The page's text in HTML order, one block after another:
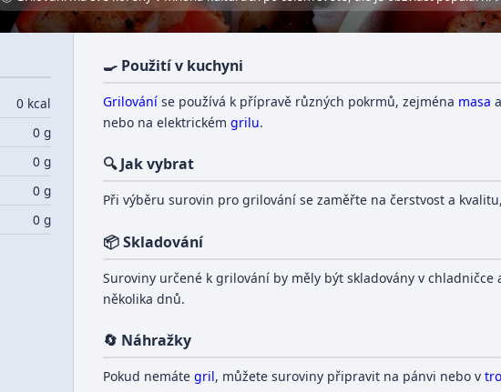
0 kcal
0 g
0 g
0 g
0 g
🍳 Použití v kuchyni
Grilováníse používá k přípravě různých pokrmů, zejména masa a
nebo na elektrickém grilu.
🔍 Jak vybrat
Při výběru surovin pro grilování se zaměřte na čerstvost a
📦 Skladování
Suroviny určené k grilování by měly být skladovány v
několika dnů.
🔄 Náhražky
Pokud nemáte gril, můžete suroviny připravit na pánvi nebo v